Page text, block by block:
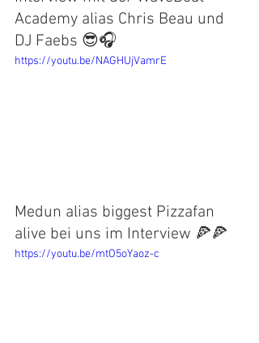
Academy alias Chris Beau und
DJ Faebs 😎🎧
https://youtu.be/NAGHUjVamrE
Medun alias biggest Pizzafan
alive bei uns im Interview 🍕🍕
https://youtu.be/mtO5oYaoz-c